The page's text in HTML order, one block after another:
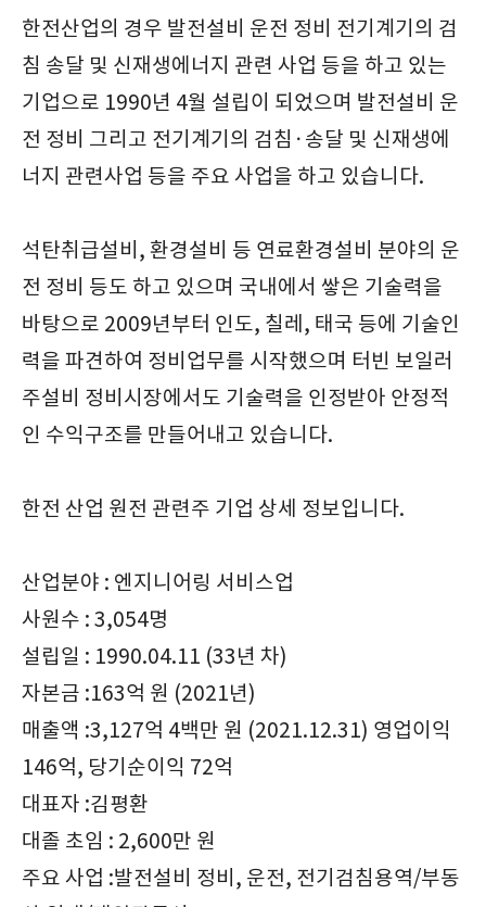
한전산업의 경우 발전설비 운전 정비 전기계기의 검
침 송달 및 신재생에너지 관련 사업 등을 하고 있는
기업으로 1990년 4월 설립이 되었으며 발전설비 운
전 정비 그리고 전기계기의 검침·송달 및 신재생에
너지 관련사업 등을 주요 사업을 하고 있습니다.
석탄취급설비, 환경설비 등 연료환경설비 분야의 운
전 정비 등도 하고 있으며 국내에서 쌓은 기술력을
바탕으로 2009년부터 인도, 칠레, 태국 등에 기술인
력을 파견하여 정비업무를 시작했으며 터빈 보일러
주설비 정비시장에서도 기술력을 인정받아 안정적
인 수익구조를 만들어내고 있습니다.
한전 산업 원전 관련주 기업 상세 정보입니다.
산업분야 : 엔지니어링 서비스업
사원수 : 3,054명
설립일 : 1990.04.11 (33년 차)
자본금 :163억 원 (2021년)
매출액 :3,127억 4백만 원 (2021.12.31) 영업이익
146억, 당기순이익 72억
대표자 :김평환
대졸 초임 : 2,600만 원
주요 사업 :발전설비 정비, 운전, 전기검침용역/부동